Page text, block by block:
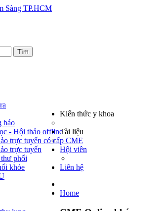
Tìm
báo
- Hội thảo offline
trực tuyến có cấp CME
trực tuyến
phổi
khỏe
Kiến thức y khoa
Tài liệu
Hội viên
Liên hệ
Home